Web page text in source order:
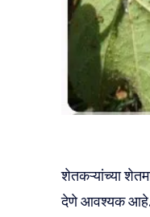
शेतकऱ्यांच्या
देणे आवश्यक आहे.